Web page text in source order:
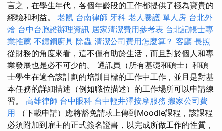
言之，在學生年代，各個年齡段的工作都提供了極為寶貴的
經驗和利益。 老鼠 台南律師 牙科 老人養護 單人房 台北外
燴 台中台胞證辦理資訊 居家清潔費用參考表 台北記帳士專
業推薦 不鏽鋼廚具 除蟲 清潔公司費用怎麼算？ 客廳 長照
從財務的角度來看，這不僅有助於生活，而且對於個人和專
業發展也是必不可少的。 通訊員（所有基礎和碩士）和碩
士學生在適合該計劃的培訓目標的工作中工作，並且是對基
本任務的詳細描述（例如職位描述）的工作場所可以申請練
習。 高雄律師 台中眼科 台中輕井澤按摩服務 搬家公司費
用 （下載申請）應將豁免請求上傳到Moodle課程，該課程
必須附加到雇主的正式簽名證書，以完成所做工作的性質，